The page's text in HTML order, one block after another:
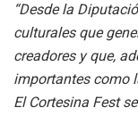
“Desde la
culturales que
creadores y que,
importantes como
El Cortesina Fest